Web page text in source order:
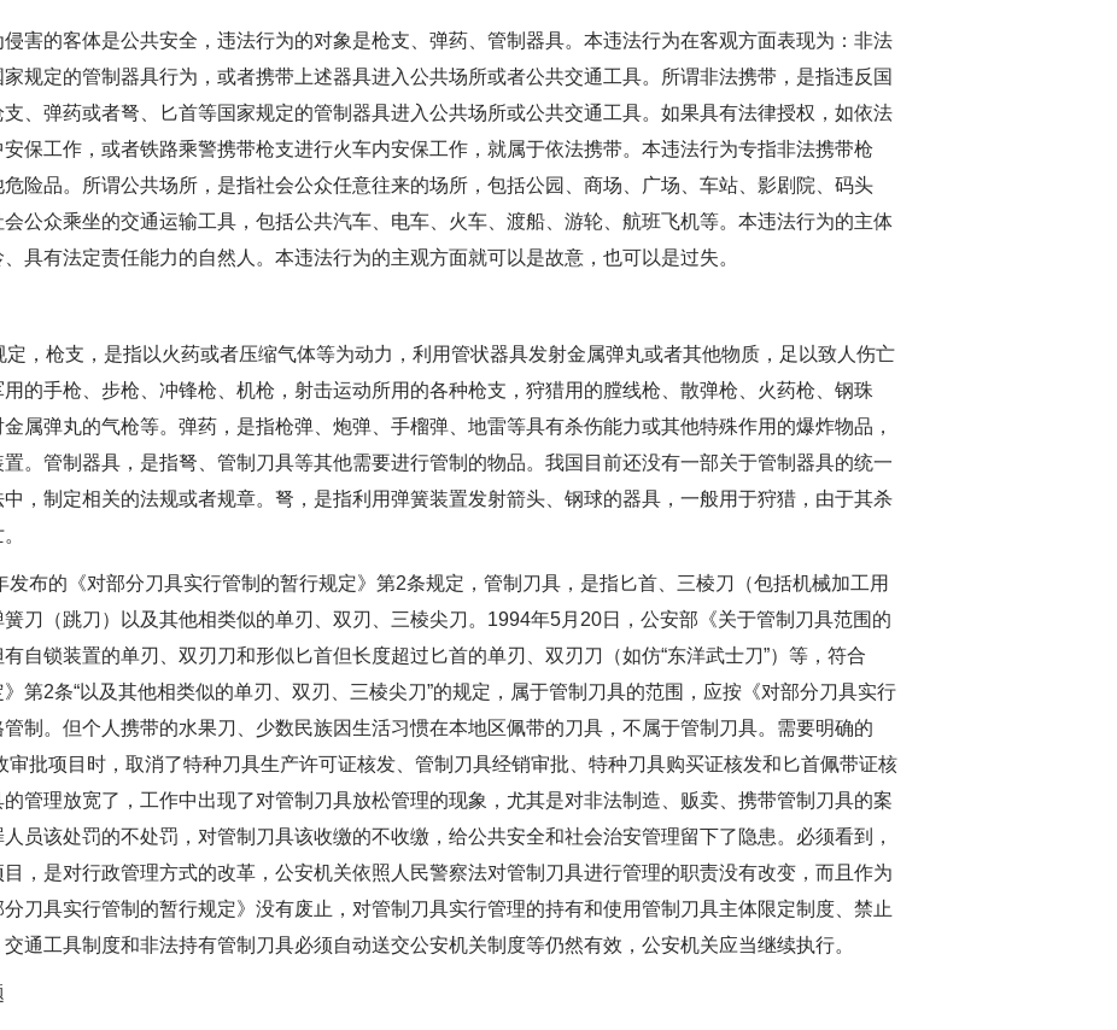
的客体是公共安全，违法行为的对象是枪支、弹药、管制器具。本违法行为在客观方面表现为：非法
规定的管制器具行为，或者携带上述器具进入公共场所或者公共交通工具。所谓非法携带，是指违反国
、弹药或者弩、匕首等国家规定的管制器具进入公共场所或公共交通工具。如果具有法律授权，如依法
保工作，或者铁路乘警携带枪支进行火车内安保工作，就属于依法携带。本违法行为专指非法携带枪
险品。所谓公共场所，是指社会公众任意往来的场所，包括公园、商场、广场、车站、影剧院、码头
公众乘坐的交通运输工具，包括公共汽车、电车、火车、渡船、游轮、航班飞机等。本违法行为的主体
具有法定责任能力的自然人。本违法行为的主观方面就可以是故意，也可以是过失。
枪支，是指以火药或者压缩气体等为动力，利用管状器具发射金属弹丸或者其他物质，足以致人伤亡
的手枪、步枪、冲锋枪、机枪，射击运动所用的各种枪支，狩猎用的膛线枪、散弹枪、火药枪、钢珠
属弹丸的气枪等。弹药，是指枪弹、炮弹、手榴弹、地雷等具有杀伤能力或其他特殊作用的爆炸物品，
。管制器具，是指弩、管制刀具等其他需要进行管制的物品。我国目前还没有一部关于管制器具的统一
，制定相关的法规或者规章。弩，是指利用弹簧装置发射箭头、钢球的器具，一般用于狩猎，由于其杀
的《对部分刀具实行管制的暂行规定》第2条规定，管制刀具，是指匕首、三棱刀（包括机械加工用
刀（跳刀）以及其他相类似的单刃、双刃、三棱尖刀。1994年5月20日，公安部《关于管制刀具范围的
自锁装置的单刃、双刃刀和形似匕首但长度超过匕首的单刃、双刃刀（如仿“东洋武士刀”）等，符合
》第2条“以及其他相类似的单刃、双刃、三棱尖刀”的规定，属于管制刀具的范围，应按《对部分刀具实行
制。但个人携带的水果刀、少数民族因生活习惯在本地区佩带的刀具，不属于管制刀具。需要明确的
批项目时，取消了特种刀具生产许可证核发、管制刀具经销审批、特种刀具购买证核发和匕首佩带证核
管理放宽了，工作中出现了对管制刀具放松管理的现象，尤其是对非法制造、贩卖、携带管制刀具的案
员该处罚的不处罚，对管制刀具该收缴的不收缴，给公共安全和社会治安管理留下了隐患。必须看到，
，是对行政管理方式的改革，公安机关依照人民警察法对管制刀具进行管理的职责没有改变，而且作为
刀具实行管制的暂行规定》没有废止，对管制刀具实行管理的持有和使用管制刀具主体限定制度、禁止
通工具制度和非法持有管制刀具必须自动送交公安机关制度等仍然有效，公安机关应当继续执行。